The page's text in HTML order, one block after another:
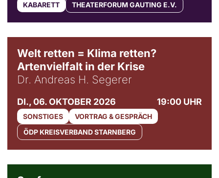
KABARETT THEATERFORUM GAUTING E.V.
Welt retten = Klima retten?
Artenvielfalt in der Krise
Dr. Andreas H. Segerer
DI., 06. OKTOBER 2026 19:00 UHR
SONSTIGES
VORTRAG & GESPRÄCH
ÖDP KREISVERBAND STARNBERG